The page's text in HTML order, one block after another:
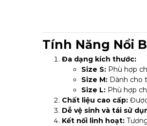
Tính Năng Nổi
Đa dạng kích thước:
Size S: Phù hợp
Size M: Dành cho
Size L: Phù hợp
Chất liệu cao cấp:
Dễ vệ sinh và tái sử
Kết nối linh hoạt: